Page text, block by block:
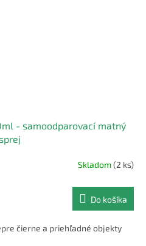
- samoodparovací matný
Skladom(2 ks)
Do košíka
čierne a priehľadné objekty